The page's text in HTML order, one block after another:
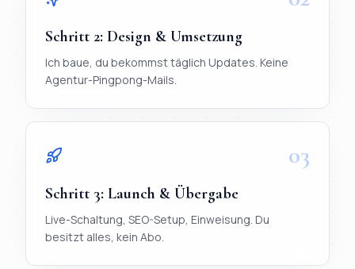
Schritt 2: Design & Umsetzung
Ich baue, du bekommst täglich Updates. Keine
Agentur-Pingpong-Mails.
03
Schritt 3: Launch & Übergabe
Live-Schaltung, SEO-Setup, Einweisung. Du
besitzt alles, kein Abo.